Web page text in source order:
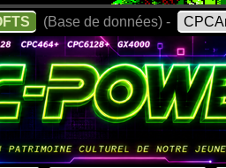
(Base de données) -